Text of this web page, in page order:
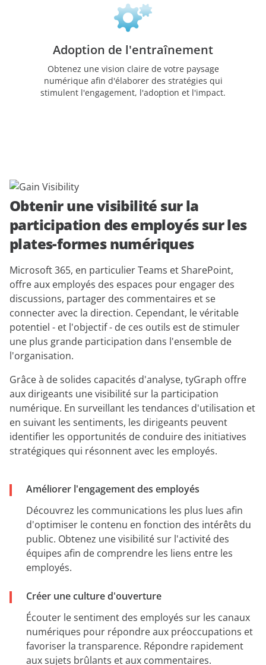
Adoption de l'entraînement
Obtenez une vision claire de votre paysage
numérique afin d'élaborer des stratégies qui
stimulent l'engagement, l'adoption et l'impact.
Obtenir une visibilité sur la
participation des employés sur les
plates-formes numériques
Microsoft 365, en particulier Teams et SharePoint,
offre aux employés des espaces pour engager des
discussions, partager des commentaires et se
connecter avec la direction. Cependant, le véritable
potentiel - et l'objectif - de ces outils est de stimuler
une plus grande participation dans l'ensemble de
l'organisation.
Grâce à de solides capacités d'analyse, tyGraph offre
aux dirigeants une visibilité sur la participation
numérique. En surveillant les tendances d'utilisation et
en suivant les sentiments, les dirigeants peuvent
identifier les opportunités de conduire des initiatives
stratégiques qui résonnent avec les employés.
Améliorer l'engagement des employés
Découvrez les communications les plus lues afin
d'optimiser le contenu en fonction des intérêts du
public. Obtenez une visibilité sur l'activité des
équipes afin de comprendre les liens entre les
employés.
Créer une culture d'ouverture
Écouter le sentiment des employés sur les canaux
numériques pour répondre aux préoccupations et
favoriser la transparence. Répondre rapidement
aux sujets brûlants et aux commentaires.